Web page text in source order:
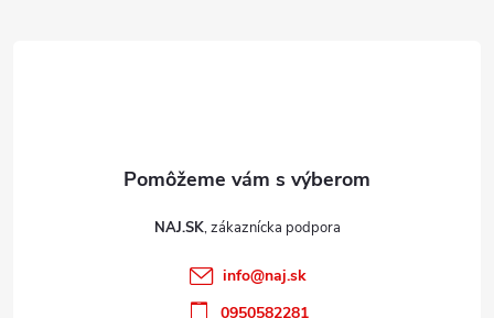
NAJ.SK
info@naj.sk
0950582281